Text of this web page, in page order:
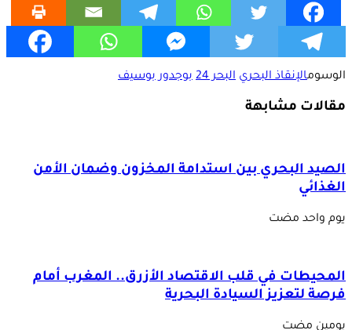
الوسومالإنقاذ البحري البحر 24 بوجدور بوسيف
مقالات مشابهة
الصيد البحري بين استدامة المخزون وضمان الأمن
الغذائي
‏يوم واحد مضت
المحيطات في قلب الاقتصاد الأزرق.. المغرب أمام
فرصة لتعزيز السيادة البحرية
‏يومين مضت